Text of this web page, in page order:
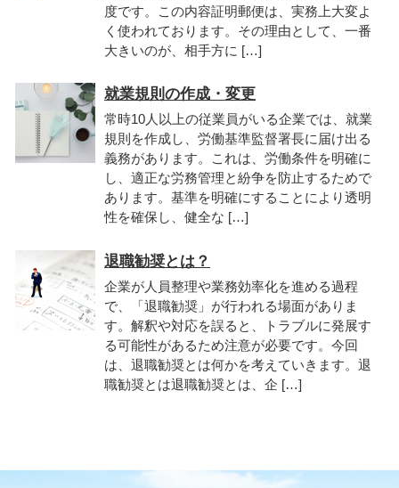
度です。この内容証明郵便は、実務上大変よ
く使われております。その理由として、一番
大きいのが、相手方に […]
就業規則の作成・変更
常時10人以上の従業員がいる企業では、就業
規則を作成し、労働基準監督署長に届け出る
義務があります。これは、労働条件を明確に
し、適正な労務管理と紛争を防止するためで
あります。基準を明確にすることにより透明
性を確保し、健全な […]
退職勧奨とは？
企業が人員整理や業務効率化を進める過程
で、「退職勧奨」が行われる場面がありま
す。解釈や対応を誤ると、トラブルに発展す
る可能性があるため注意が必要です。今回
は、退職勧奨とは何かを考えていきます。退
職勧奨とは退職勧奨とは、企 […]